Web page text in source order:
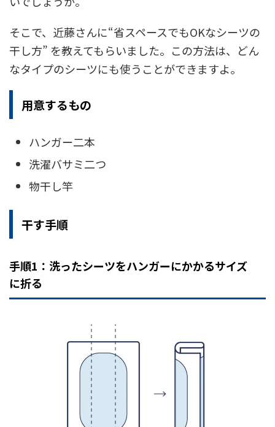
そこで、近藤さんに“省スペースでもOKなシーツの
干し方” を教えてもらいました。この方法は、どん
なタイプのシーツにも使うことができますよ。
用意するもの
ハンガー二本
洗濯バサミ二つ
物干し竿
干す手順
手順1：洗ったシーツをハンガーにかかるサイズ
に折る